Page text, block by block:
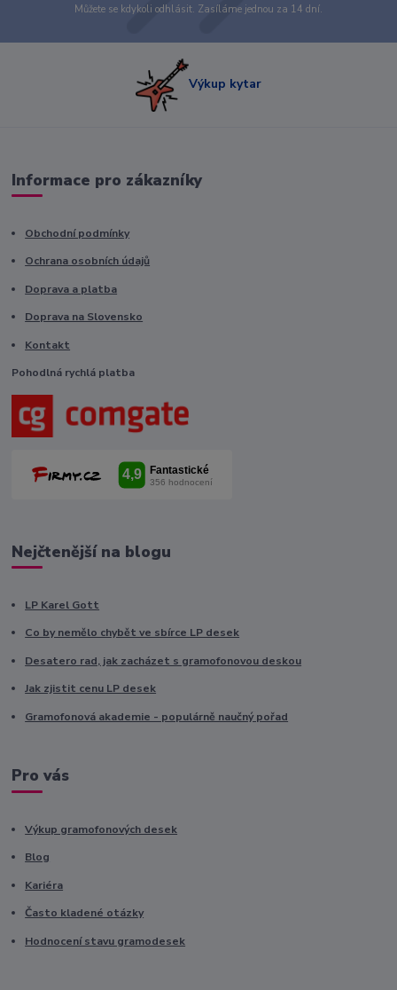
Můžete se kdykoli odhlásit. Zasíláme jednou za 14 dní.
Výkup kytar
Informace pro zákazníky
Obchodní podmínky
Ochrana osobních údajů
Doprava a platba
Doprava na Slovensko
Kontakt
Pohodlná rychlá platba
Nejčtenější na blogu
LP Karel Gott
Co by nemělo chybět ve sbírce LP desek
Desatero rad, jak zacházet s gramofonovou deskou
Jak zjistit cenu LP desek
Gramofonová akademie - populárně naučný pořad
Pro vás
Výkup gramofonových desek
Blog
Kariéra
Často kladené otázky
Hodnocení stavu gramodesek